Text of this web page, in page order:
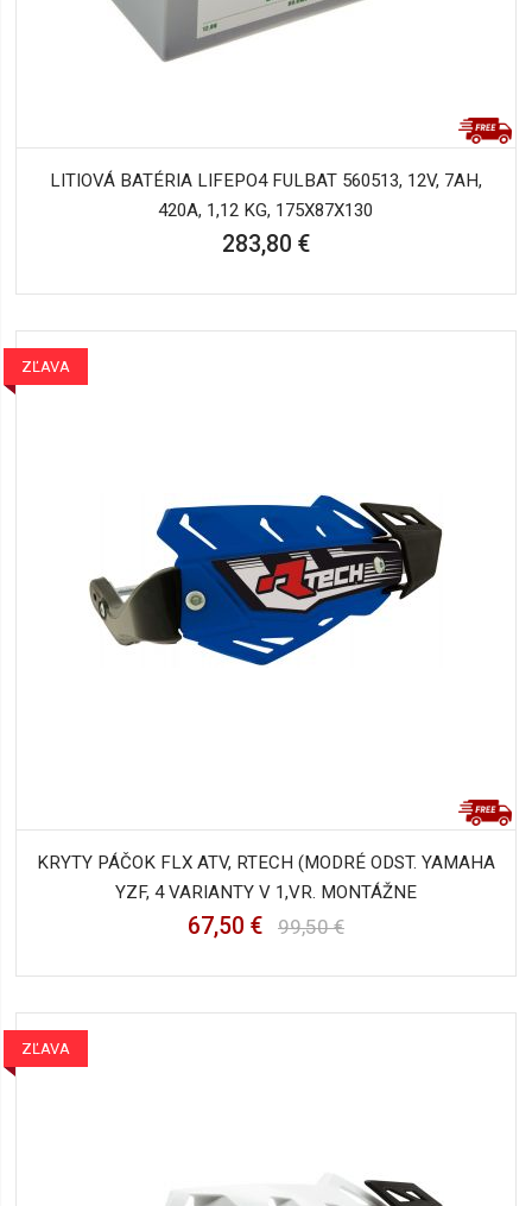
LITIOVÁ BATÉRIA LIFEPO4 FULBAT 560513, 12V, 7AH,
420A, 1,12 KG, 175X87X130
283,80 €
ZĽAVA
KRYTY PÁČOK FLX ATV, RTECH (MODRÉ ODST. YAMAHA
YZF, 4 VARIANTY V 1,VR. MONTÁŽNE
67,50 € 99,50 €
ZĽAVA